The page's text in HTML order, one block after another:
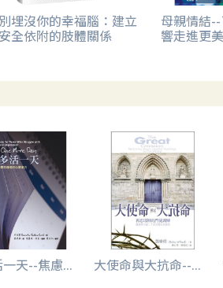
別埋沒你的幸福腦：建立
安全依附的肢體關係
母親情結
響走進更
天--焦慮... 大使命與大抗命--...